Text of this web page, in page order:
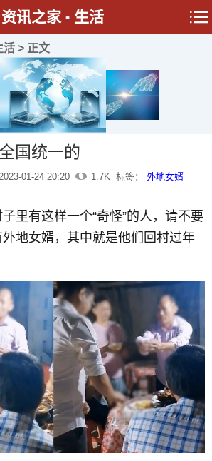
资讯之家 生活
活 > 正文
国统一的
01-24 20:20 1.7K 标签： 外地女婿
里有这样一个“奇怪”的人，请不要
地女婿，其中就是他们回村过年